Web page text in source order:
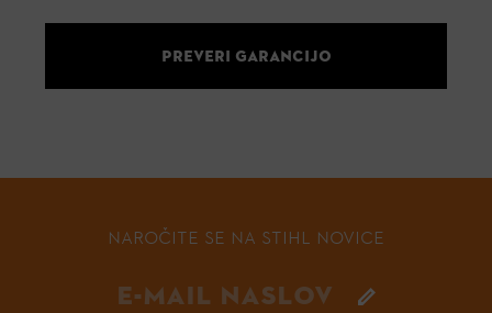
PREVERI GARANCIJO
NAROČITE SE NA STIHL NOVICE